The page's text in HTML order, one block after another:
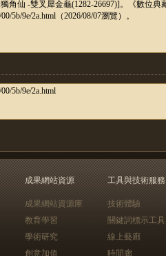
成果網站資源
成果網站資源庫
教育學習
學術研究
創意加值
工具與技術服務
技術體驗
關鍵詞標示工具
線上藝廊
時間廊